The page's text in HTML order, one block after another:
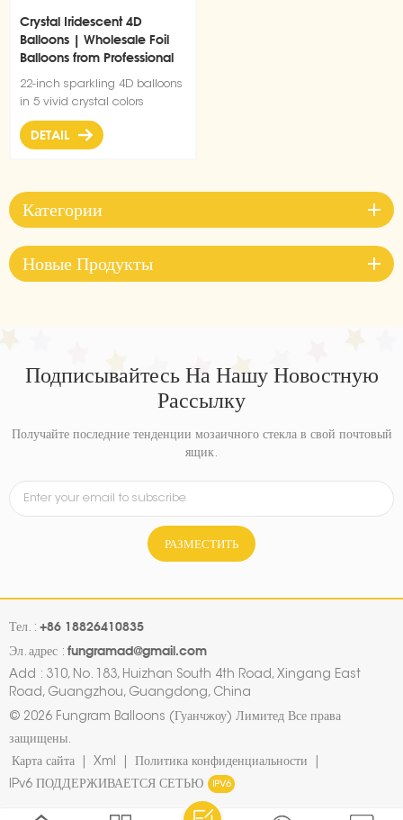
Crystal Iridescent 4D
Balloons | Wholesale Foil
Balloons from Professional
22-inch sparkling 4D balloons
in 5 vivid crystal colors
DETAIL
Категории
Новые Продукты
Подписывайтесь На Нашу Новостную
Рассылку
Получайте последние тенденции мозаичного стекла в свой почтовый
ящик.
РАЗМЕСТИТЬ
Тел. : +86 18826410835
Эл. адрес : fungramad@gmail.com
Add : 310, No. 183, Huizhan South 4th Road, Xingang East
Road, Guangzhou, Guangdong, China
© 2026 Fungram Balloons (Гуанчжоу) Лимитед Все права
защищены.
Карта сайта
Xml Политика конфиденциальности
IPv6 ПОДДЕРЖИВАЕТСЯ СЕТЬЮ